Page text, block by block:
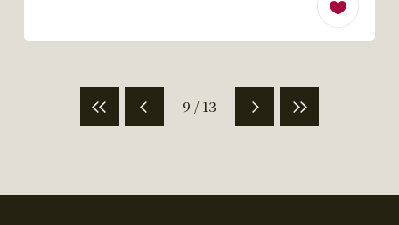
9 / 13